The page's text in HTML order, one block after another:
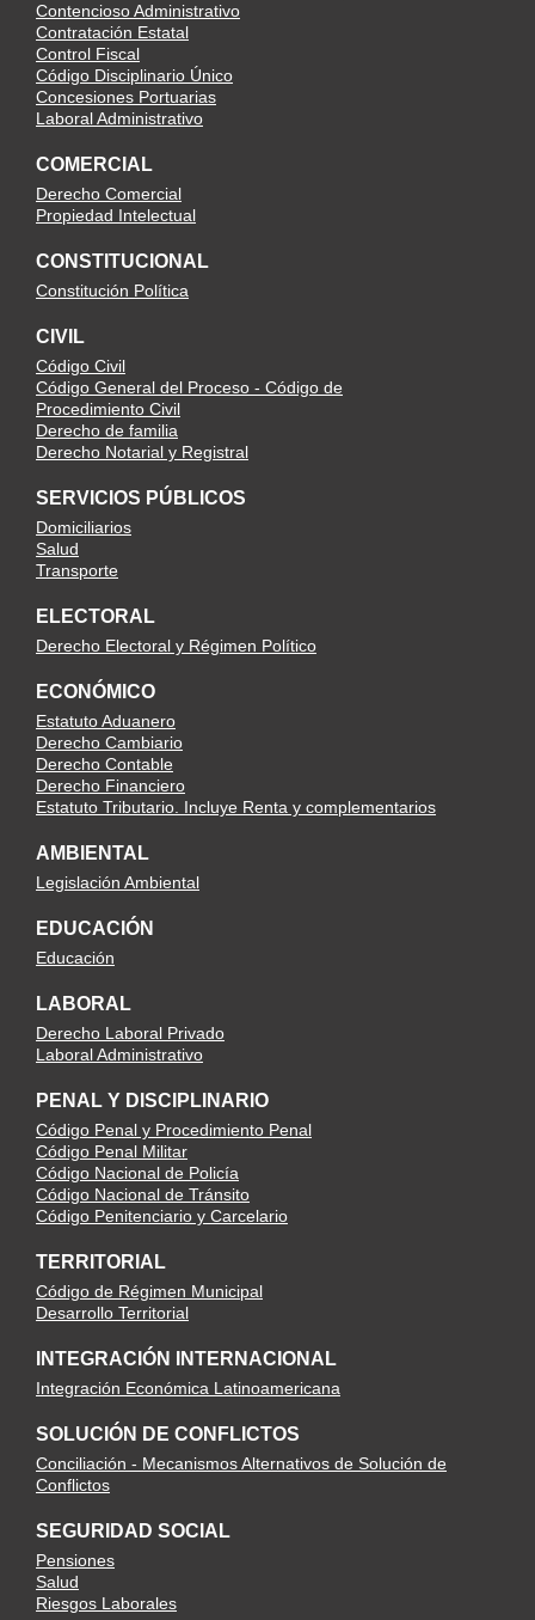
Contencioso Administrativo
Contratación Estatal
Control Fiscal
Código Disciplinario Único
Concesiones Portuarias
Laboral Administrativo
COMERCIAL
Derecho Comercial
Propiedad Intelectual
CONSTITUCIONAL
Constitución Política
CIVIL
Código Civil
Código General del Proceso - Código de
Procedimiento Civil
Derecho de familia
Derecho Notarial y Registral
SERVICIOS PÚBLICOS
Domiciliarios
Salud
Transporte
ELECTORAL
Derecho Electoral y Régimen Político
ECONÓMICO
Estatuto Aduanero
Derecho Cambiario
Derecho Contable
Derecho Financiero
Estatuto Tributario. Incluye Renta y complementarios
AMBIENTAL
Legislación Ambiental
EDUCACIÓN
Educación
LABORAL
Derecho Laboral Privado
Laboral Administrativo
PENAL Y DISCIPLINARIO
Código Penal y Procedimiento Penal
Código Penal Militar
Código Nacional de Policía
Código Nacional de Tránsito
Código Penitenciario y Carcelario
TERRITORIAL
Código de Régimen Municipal
Desarrollo Territorial
INTEGRACIÓN INTERNACIONAL
Integración Económica Latinoamericana
SOLUCIÓN DE CONFLICTOS
Conciliación - Mecanismos Alternativos de Solución de
Conflictos
SEGURIDAD SOCIAL
Pensiones
Salud
Riesgos Laborales